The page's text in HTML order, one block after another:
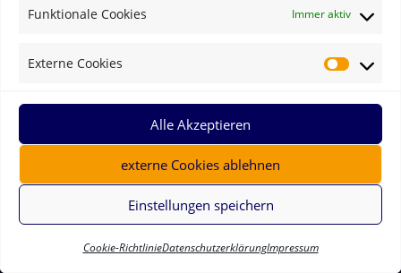
Funktionale Cookies Immer aktiv
Externe Cookies
Alle Akzeptieren
externe Cookies ablehnen
Einstellungen speichern
Cookie-RichtlinieDatenschutzerklärungImpressum
2018
2016